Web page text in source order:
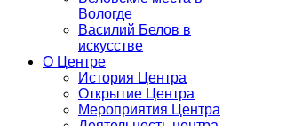
Вологде
Василий Белов в
искусстве
О Центре
История Центра
Открытие Центра
Мероприятия Центра